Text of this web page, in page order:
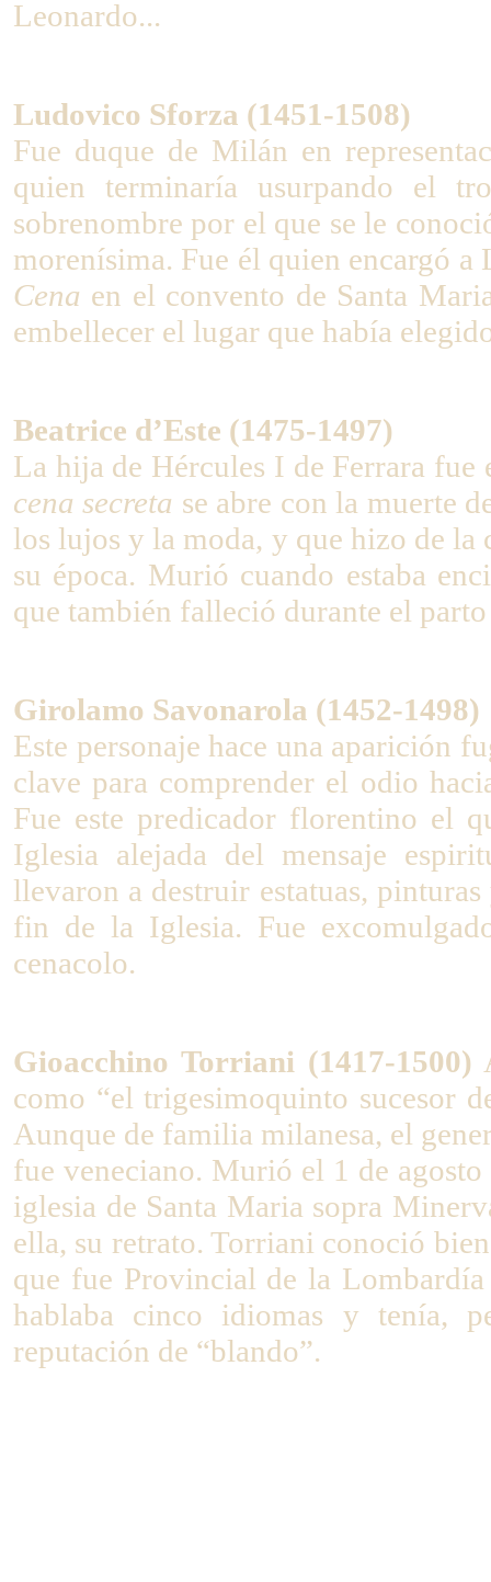
Leonardo...
Ludovico Sforza (1451-1508)
Fue duque de Milán en
quien terminaría usurpando el
sobrenombre por el que se le
morenísima. Fue él quien encargó
Cena en el convento de Santa
embellecer el lugar que había
Beatrice d’Este (1475-1497)
La hija de Hércules I de Ferrara fue
cena secreta se abre con la muerte
los lujos y la moda, y que hizo de la
su época. Murió cuando estaba
que también falleció durante el
Girolamo Savonarola (1452-1498)
Este personaje hace una aparición
clave para comprender el odio
Fue este predicador florentino el
Iglesia alejada del mensaje
llevaron a destruir estatuas,
fin de la Iglesia. Fue
cenacolo.
Gioacchino Torriani (1417-1500)
como “el trigesimoquinto sucesor
Aunque de familia milanesa, el
fue veneciano. Murió el 1 de
iglesia de Santa Maria sopra
ella, su retrato. Torriani conoció
que fue Provincial de la
hablaba cinco idiomas y tenía,
reputación de “blando”.